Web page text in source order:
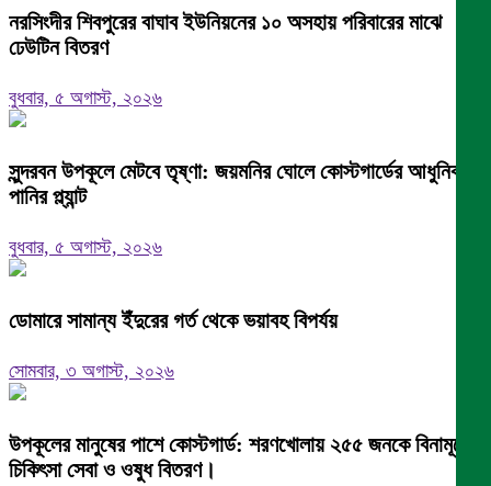
নরসিংদীর শিবপুরের বাঘাব ইউনিয়নের ১০ অসহায় পরিবারের মাঝে
ঢেউটিন বিতরণ
বুধবার, ৫ অগাস্ট, ২০২৬
সুন্দরবন উপকূলে মেটবে তৃষ্ণা: জয়মনির ঘোলে কোস্টগার্ডের আধুনিক
পানির প্ল্যান্ট
বুধবার, ৫ অগাস্ট, ২০২৬
ডোমারে সামান্য ইঁদুরের গর্ত থেকে ভয়াবহ বিপর্যয়
সোমবার, ৩ অগাস্ট, ২০২৬
উপকূলের মানুষের পাশে কোস্টগার্ড: শরণখোলায় ২৫৫ জনকে বিনামূল্যে
চিকিৎসা সেবা ও ওষুধ বিতরণ।